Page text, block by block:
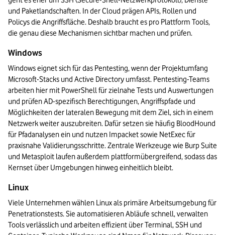
und Paketlandschaften. In der Cloud prägen APIs, Rollen und
Policys die Angriffsfläche. Deshalb braucht es pro Plattform Tools,
die genau diese Mechanismen sichtbar machen und prüfen.
Windows
Windows eignet sich für das Pentesting, wenn der Projektumfang
Microsoft-Stacks und Active Directory umfasst. Pentesting-Teams
arbeiten hier mit PowerShell für zielnahe Tests und Auswertungen
und prüfen AD-spezifisch Berechtigungen, Angriffspfade und
Möglichkeiten der lateralen Bewegung mit dem Ziel, sich in einem
Netzwerk weiter auszubreiten. Dafür setzen sie häufig BloodHound
für Pfadanalysen ein und nutzen Impacket sowie NetExec für
praxisnahe Validierungsschritte. Zentrale Werkzeuge wie Burp Suite
und Metasploit laufen außerdem plattformübergreifend, sodass das
Kernset über Umgebungen hinweg einheitlich bleibt.
Linux
Viele Unternehmen wählen Linux als primäre Arbeitsumgebung für
Penetrationstests. Sie automatisieren Abläufe schnell, verwalten
Tools verlässlich und arbeiten effizient über Terminal, SSH und